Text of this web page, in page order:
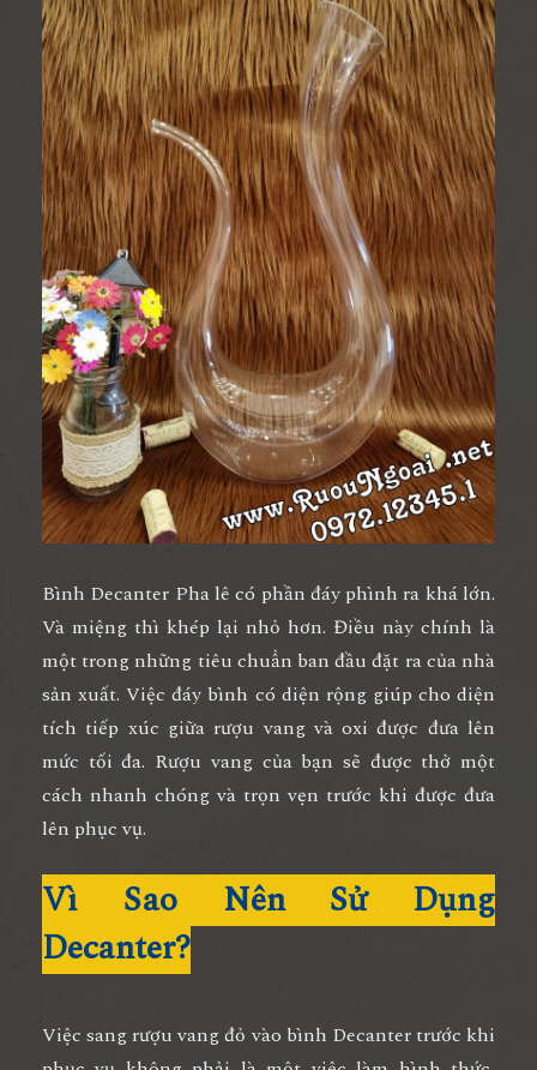
Bình Decanter Pha lê có phần đáy phình ra khá lớn.
Và miệng thì khép lại nhỏ hơn. Điều này chính là
một trong những tiêu chuẩn ban đầu đặt ra của nhà
sản xuất. Việc đáy bình có diện rộng giúp cho diện
tích tiếp xúc giữa rượu vang và oxi được đưa lên
mức tối đa. Rượu vang của bạn sẽ được thở một
cách nhanh chóng và trọn vẹn trước khi được đưa
lên phục vụ.
Vì Sao Nên Sử Dụng
Decanter?
Việc sang rượu vang đỏ vào bình Decanter trước khi